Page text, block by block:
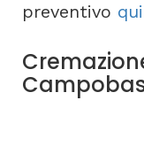
preventivo qui